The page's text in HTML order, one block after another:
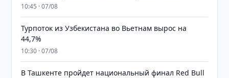
10:45 · 07/08
Турпоток из Узбекистана во Вьетнам вырос на
44,7%
10:30 · 07/08
В Ташкенте пройдет национальный финал Red Bull